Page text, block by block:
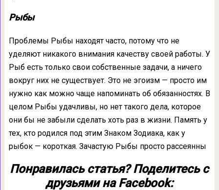
Рыбы
Проблемы Рыбы находят часто, потому что не
уделяют никакого внимания качеству своей работы. У
Рыб есть только свои собственные задачи, а ничего
вокруг них не существует. Это не эгоизм — просто им
нужно как можно чаще напоминать об обязанностях. В
целом Рыбы удачливы, но нет такого дела, которое
они бы не забыли сделать хоть раз в жизни. Память у
тех, кто родился под этим Знаком Зодиака, как у
рыбок — короткая. Зачастую Рыбы просто рассеянны
Понравилась статья? Поделитесь с
друзьями на Facebook: